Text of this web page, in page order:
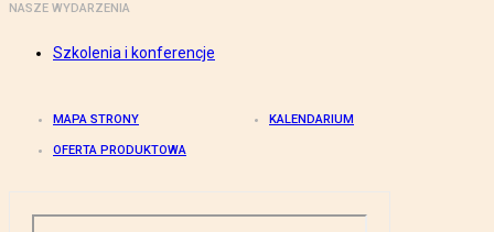
NASZE WYDARZENIA
Szkolenia i konferencje
MAPA STRONY KALENDARIUM
OFERTA PRODUKTOWA